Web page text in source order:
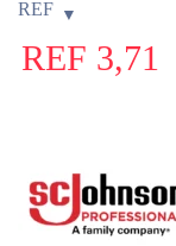
REF
REF 3,71